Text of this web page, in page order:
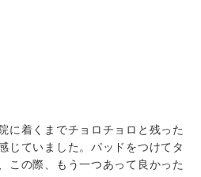
に着くまでチョロチョロと残った
じていました。パッドをつけてタ
この際、もう一つあって良かった